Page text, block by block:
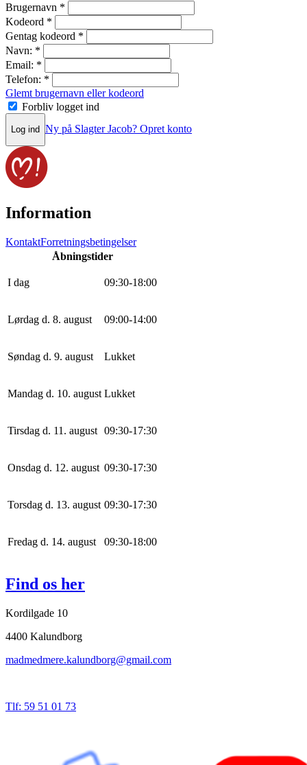
Brugernavn *
Kodeord *
Gentag kodeord *
Navn: *
Email: *
Telefon: *
Glemt brugernavn eller kodeord
Forbliv logget ind
Log ind Ny på Slagter Jacob? Opret konto
Information
KontaktForretningsbetingelser
Åbningstider
I dag 09:30-18:00
Lørdag d. 8. august 09:00-14:00
Søndag d. 9. august Lukket
Mandag d. 10. august Lukket
Tirsdag d. 11. august 09:30-17:30
Onsdag d. 12. august 09:30-17:30
Torsdag d. 13. august 09:30-17:30
Fredag d. 14. august 09:30-18:00
Find os her
Kordilgade 10
4400 Kalundborg
madmedmere.kalundborg@gmail.com
Tlf: 59 51 01 73